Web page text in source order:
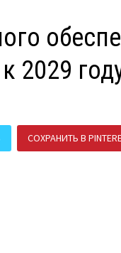
2029
СОХРАНИТЬ В